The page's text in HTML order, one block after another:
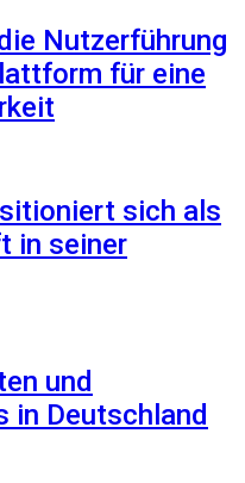
Nutzerführung
für eine
sich als
in seiner
und
in Deutschland